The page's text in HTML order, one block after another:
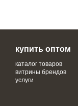
купить оптом
каталог товаров
витрины брендов
услуги